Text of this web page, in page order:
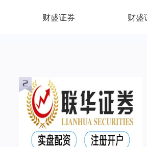
财盛证券 财盛